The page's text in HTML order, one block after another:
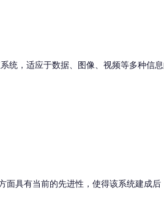
，适应于数据、图像、视频等多种信息
有当前的先进性，使得该系统建成后